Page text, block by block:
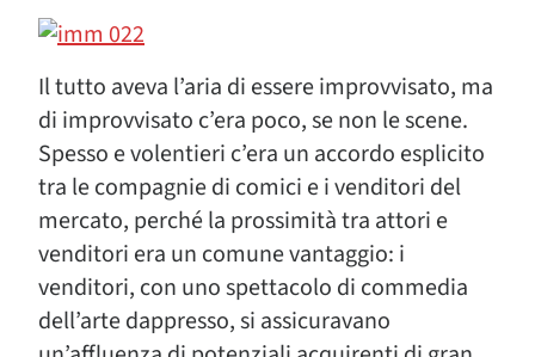
Il tutto aveva l’aria di essere improvvisato, ma
di improvvisato c’era poco, se non le scene.
Spesso e volentieri c’era un accordo esplicito
tra le compagnie di comici e i venditori del
mercato, perché la prossimità tra attori e
venditori era un comune vantaggio: i
venditori, con uno spettacolo di commedia
dell’arte dappresso, si assicuravano